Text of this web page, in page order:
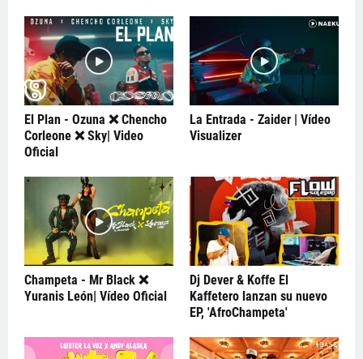
El Plan - Ozuna ❌ Chencho
Corleone ❌ Sky| Video
Oficial
La Entrada - Zaider | Vídeo
Visualizer
Champeta - Mr Black ❌
Yuranis León| Vídeo Oficial
Dj Dever & Koffe El
Kaffetero lanzan su nuevo
EP, 'AfroChampeta'